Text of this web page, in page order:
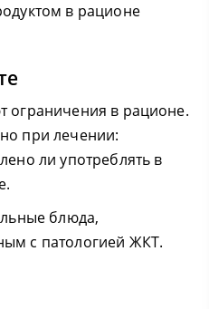
в рационе
ограничения в рационе.
при лечении:
ли употреблять в
блюда,
с патологией ЖКТ.